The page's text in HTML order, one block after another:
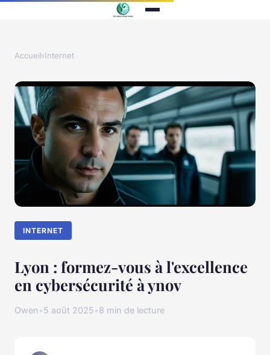
Accueil›Internet
INTERNET
Lyon : formez-vous à l'excellence
en cybersécurité à ynov
Owen•5 août 2025•8 min de lecture